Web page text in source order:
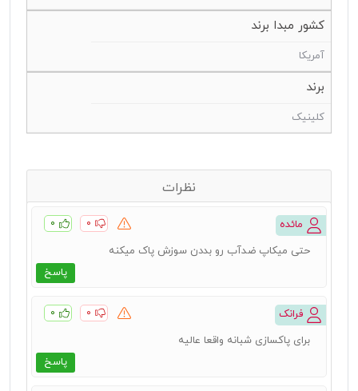
کشور مبدا برند
آمریکا
برند
کلینیک
نظرات
مائده ۰ ۰
پاسخ
حتی میکاپ ضدآب رو بددن سوزش پاک میکنه
فرانک ۰ ۰
پاسخ
برای پاکسازی شبانه واقعا عالیه